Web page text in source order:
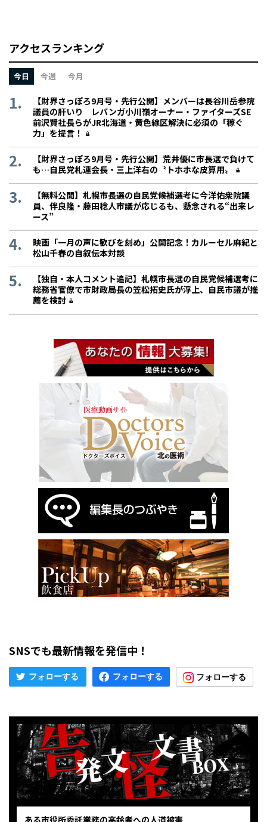
アクセスランキング
今日 今週 今月
【財界さっぽろ9月号・先行公開】メンバーは長谷川岳参院
議員の肝いり レバンガ小川嶺オーナー・ファイターズSE
前沢賢社長らがJR北海道・黄色線区解決に必須の「稼ぐ
力」を提言！
【財界さっぽろ9月号・先行公開】荒井優に市長選で負けて
も…自民党札連会長・三上洋右の〝トホホな皮算用〟
【無料公開】札幌市長選の自民党候補選考に今洋佑衆院議
員、伴良隆・藤田稔人市議が応じるも、懸念される“出来レ
ース”
映画「一月の声に歓びを刻め」公開記念！カルーセル麻紀と
松山千春の自叙伝本対談
【独自・本人コメント追記】札幌市長選の自民党候補選考に
総務省官僚で市財政局長の笠松拓史氏が浮上、自民市議が推
薦を検討
SNSでも最新情報を発信中！